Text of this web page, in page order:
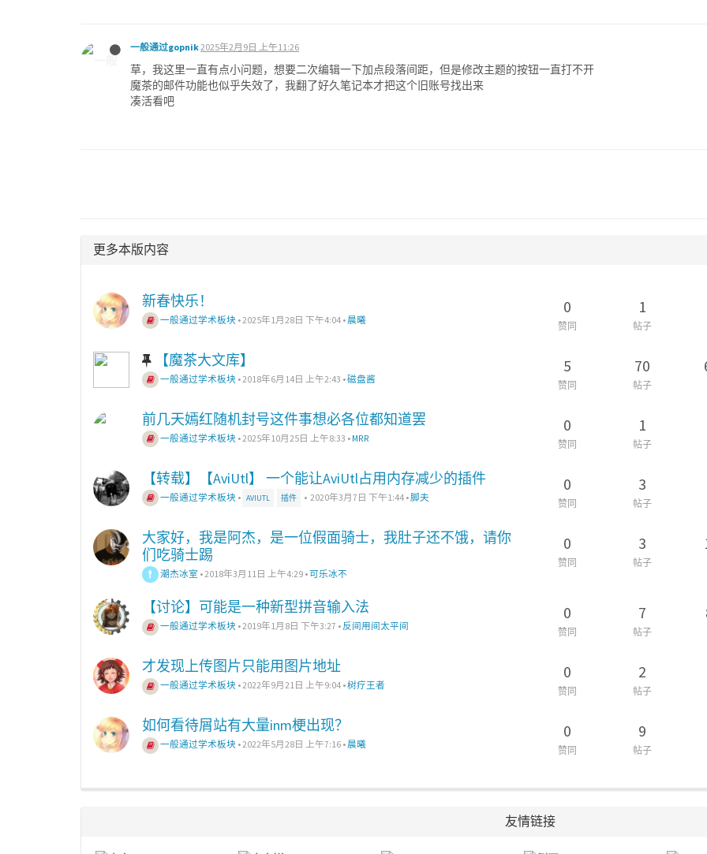
一般通过gopnik2025年2月9日 上午11:26
草，我这里一直有点小问题，想要二次编辑一下加点段落间距，但是修改主题的按钮一直打不开
魔茶的邮件功能也似乎失效了，我翻了好久笔记本才把这个旧账号找出来
凑活看吧
更多本版内容
新春快乐！
一般通过学术板块 •2025年1月28日 下午4:04 • 晨曦
0
赞同
1
帖子
【魔茶大文库】
一般通过学术板块 •2018年6月14日 上午2:43 •磁盘酱
5
赞同
70
帖子
前几天嫣红随机封号这件事想必各位都知道罢
一般通过学术板块 •2025年10月25日 上午8:33 • MRR
0
赞同
1
帖子
【转载】【AviUtl】 一个能让AviUtl占用内存减少的插件
一般通过学术板块 • AVIUTL 插件 • 2020年3月7日 下午1:44 •脚夫
0
赞同
3
帖子
大家好，我是阿杰，是一位假面骑士，我肚子还不饿，请你
们吃骑士踢
潮杰冰室 •2018年3月11日 上午4:29 •可乐冰不
0
赞同
3
帖子
【讨论】可能是一种新型拼音输入法
一般通过学术板块 •2019年1月8日 下午3:27 • 反间用间太平间
0
赞同
7
帖子
才发现上传图片只能用图片地址
一般通过学术板块 •2022年9月21日 上午9:04 •树疗王者
0
赞同
2
帖子
如何看待屑站有大量inm梗出现？
一般通过学术板块 •2022年5月28日 上午7:16 • 晨曦
0
赞同
9
帖子
友情链接